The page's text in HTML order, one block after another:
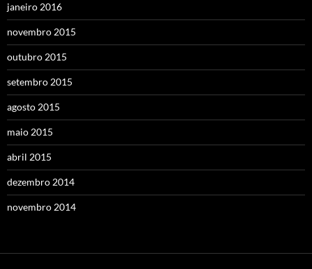
janeiro 2016
novembro 2015
outubro 2015
setembro 2015
agosto 2015
maio 2015
abril 2015
dezembro 2014
novembro 2014